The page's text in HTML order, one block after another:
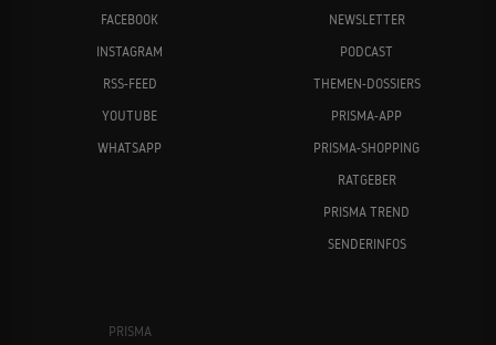
FACEBOOK
INSTAGRAM
RSS-FEED
YOUTUBE
WHATSAPP
NEWSLETTER
PODCAST
THEMEN-DOSSIERS
PRISMA-APP
PRISMA-SHOPPING
RATGEBER
PRISMA TREND
SENDERINFOS
PRISMA